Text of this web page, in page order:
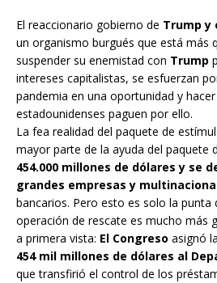
El reaccionario gobierno de Trump y
un organismo burgués que está más
suspender su enemistad con Trump
intereses capitalistas, se esfuerzan
pandemia en una oportunidad y
estadounidenses paguen por ello.
La fea realidad del paquete de
mayor parte de la ayuda del paquete
454.000 millones de dólares y se
grandes empresas y
bancarios. Pero esto es solo la punta
operación de rescate es mucho más
a primera vista: El Congreso asignó
454 mil millones de dólares al
que transfirió el control de los